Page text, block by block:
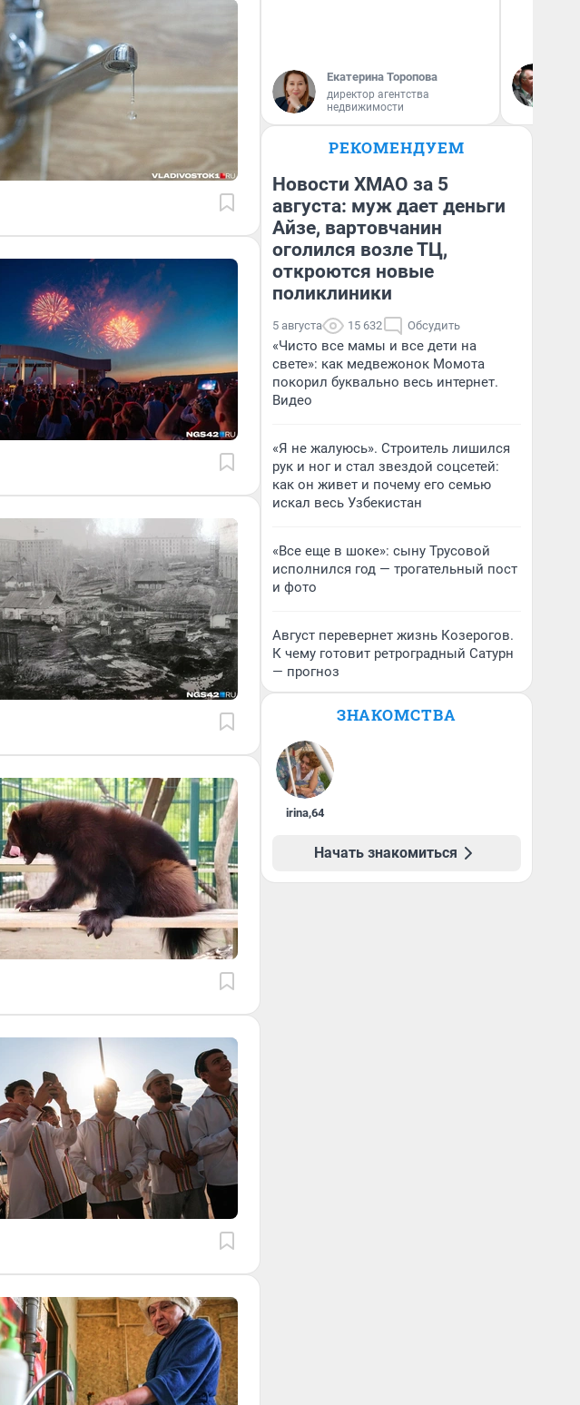
Екатерина Торопова
директор агентства
недвижимости
РЕКОМЕНДУЕМ
Новости ХМАО за 5
августа: муж дает деньги
Айзе, вартовчанин
оголился возле ТЦ,
откроются новые
поликлиники
5 августа 15 632 Обсудить
«Чисто все мамы и все дети на
свете»: как медвежонок Момота
покорил буквально весь интернет.
Видео
«Я не жалуюсь». Строитель лишился
рук и ног и стал звездой соцсетей:
как он живет и почему его семью
искал весь Узбекистан
«Все еще в шоке»: сыну Трусовой
исполнился год — трогательный пост
и фото
Август перевернет жизнь Козерогов.
К чему готовит ретроградный Сатурн
— прогноз
ЗНАКОМСТВА
irina,64
Начать знакомиться